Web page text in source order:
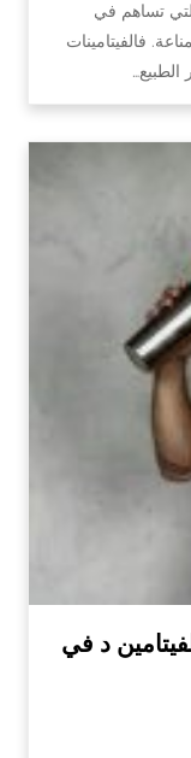
تساهم في
فالفيتامينات
د في